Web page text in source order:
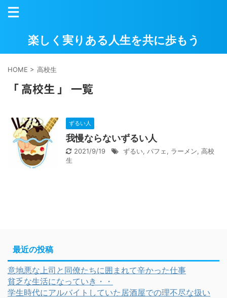
楽しく実りある人生を共に歩もう
HOME > 高校生
「 高校生 」 一覧
ずるい人
我慢ならないずるい人
2021/9/19 ずるい, パフェ, ラーメン, 高校
生
最近の投稿
意地悪な上司と同僚たちに囲まれて辛かった仕事
貧乏な生活になっていき・・
学生時代にアルバイトしていた居酒屋での理不尽な扱い